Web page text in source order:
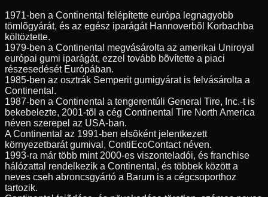
1971-ben a Continental felépítette európa legnagyobb
tömlõgyárát, és az egész iparágát Hannoverbõl Korbachba
költöztette.
1979-ben a Continental megvásárolta az amerikai Uniroyal
európai gumi iparágát, ezzel tovább bõvítette a piaci
részesedését Európában.
1985-ben az osztrák Semperit gumigyárat is felvásárolta a
Continental.
1987-ben a Continental a tengerentúli General Tire, Inc.-t is
bekebelezte, 2001-tõl a cég Continental Tire North America
néven szerepel az USA-ban.
A Continental az 1991-ben elsõként jelentkezett
környezetbarát gumival, ContiEcoContact néven.
1993-ra már több mint 2000-es viszonteladói, és franchise
hálózattal rendelkezik a Continental, és többek között a
neves cseh abroncsgyártó a Barum is a cégcsoporthoz
tartozik.